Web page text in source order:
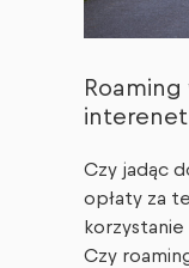
Czy jadąc
opłaty za
Czy